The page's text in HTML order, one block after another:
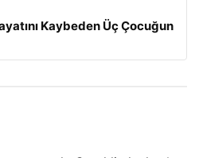
Kaybeden Üç Çocuğun